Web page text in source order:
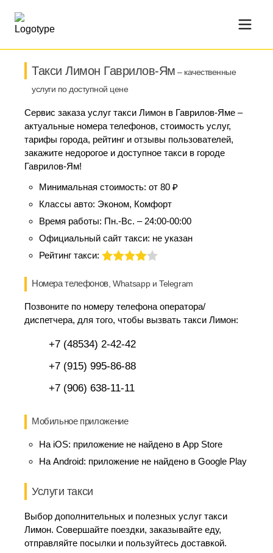
Такси Лимон Гаврилов-Ям – качественные
услуги по доступной цене
Сервис заказа услуг такси Лимон в Гаврилов-Яме –
актуальные номера телефонов, стоимость услуг,
тарифы города, рейтинг и отзывы пользователей,
закажите недорогое и доступное такси в городе
Гаврилов-Ям!
Минимальная стоимость: от 80 ₽
Классы авто: Эконом, Комфорт
Время работы: Пн.-Вс. – 24:00-00:00
Официальный сайт такси: не указан
Рейтинг такси:
Номера телефонов, Whatsapp и Telegram
Позвоните по номеру телефона оператора/
диспетчера, для того, чтобы вызвать такси Лимон:
+7 (48534) 2-42-42
+7 (915) 995-86-88
+7 (906) 638-11-11
Мобильное приложение
На iOS: приложение не найдено в App Store
На Android: приложение не найдено в Google Play
Услуги такси
Выбор дополнительных и полезных услуг такси
Лимон. Совершайте поездки, заказывайте еду,
отправляйте посылки и пользуйтесь доставкой.